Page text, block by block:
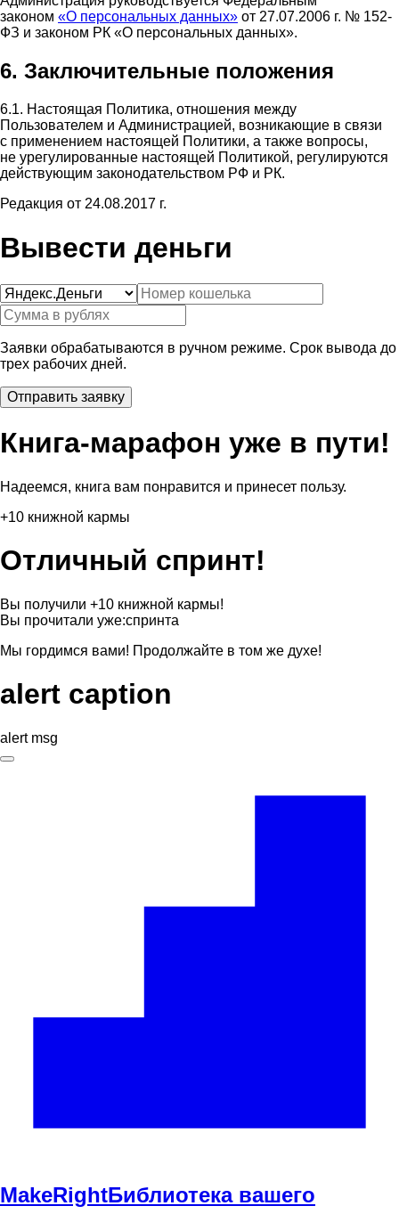
законом «О персональных данных» от 27.07.2006 г. № 152-
ФЗ и законом РК «О персональных данных».
6. Заключительные положения
6.1. Настоящая Политика, отношения между
Пользователем и Администрацией, возникающие в связи
с применением настоящей Политики, а также вопросы,
не урегулированные настоящей Политикой, регулируются
действующим законодательством РФ и РК.
Редакция от 24.08.2017 г.
Вывести деньги
Заявки обрабатываются в ручном режиме. Срок вывода до
трех рабочих дней.
Книга-марафон уже в пути!
Надеемся, книга вам понравится и принесет пользу.
+10 книжной кармы
Отличный спринт!
Вы получили +10 книжной кармы!
Вы прочитали уже:спринта
Мы гордимся вами! Продолжайте в том же духе!
alert caption
alert msg
MakeRightБиблиотека вашего